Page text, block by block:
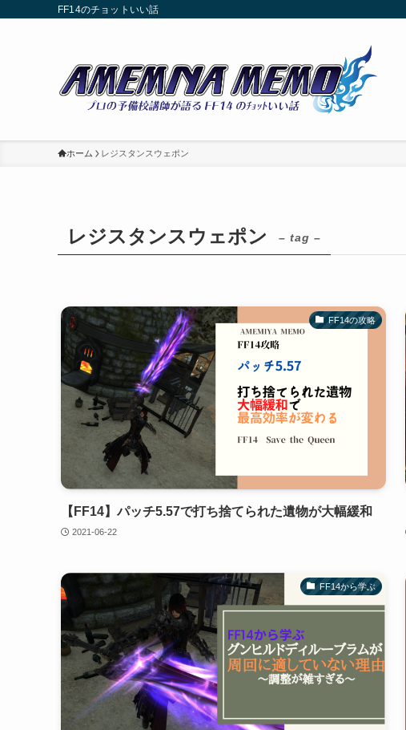
FF14のチョットいい話
ホーム レジスタンスウェポン
レジスタンスウェポン – tag –
FF14の攻略
【FF14】パッチ5.57で打ち捨てられた遺物が大幅緩和
2021-06-22
FF14から学ぶ